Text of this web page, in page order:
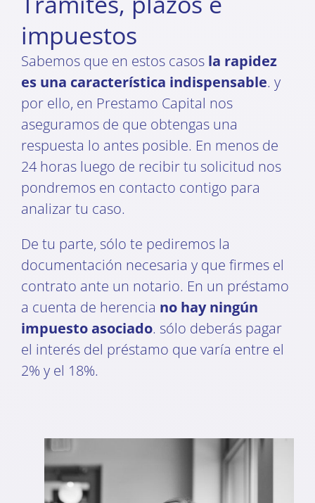
impuestos
Sabemos que en estos casosla rapidez
es una característica indispensable. y
por ello, en Prestamo Capital nos
aseguramos de que obtengas una
respuesta lo antes posible. En menos de
24 horas luego de recibir tu solicitud nos
pondremos en contacto contigo para
analizar tu caso.
De tu parte, sólo te pediremos la
documentación necesaria y que firmes el
contrato ante un notario. En un préstamo
a cuenta de herencia no hay ningún
impuesto asociado. sólo deberás pagar
el interés del préstamo que varía entre el
2% y el 18%.